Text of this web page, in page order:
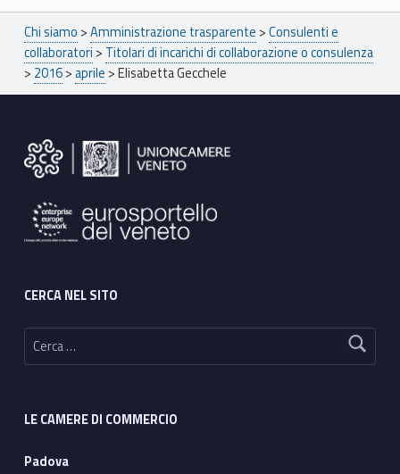
Breadcrumbs navigation
Chi siamo >Amministrazione trasparente >Consulenti e
collaboratori > Titolari di incarichi di collaborazione o consulenza
> 2016>aprile >Elisabetta Gecchele
CERCA NEL SITO
Ricerca per:
LE CAMERE DI COMMERCIO
Padova